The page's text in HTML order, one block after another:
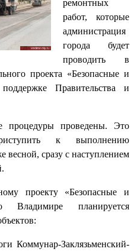
ремонтных
работ, которые
администрация
города будет
проводить в
проекта «Безопасные и
Правительства и
процедуры проведены. Это
к выполнению
весной, сразу с наступлением
проекту «Безопасные и
Владимире планируется
Коммунар-Заклязьменский-